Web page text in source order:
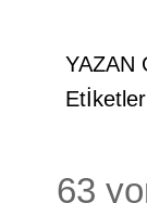
YAZAN
63